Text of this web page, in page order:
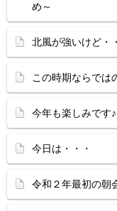
め～
北風が強いけど
この時期ならで
今年も楽しみで
今日は・・・
令和２年最初の朝